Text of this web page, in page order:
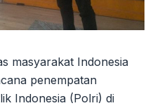
masyarakat Indonesia
penempatan
Indonesia (Polri) di